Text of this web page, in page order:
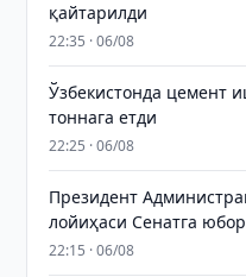
қайтарилди
22:35 · 06/08
Ўзбекистонда цемент
тоннага етди
22:25 · 06/08
Президент
лойиҳаси Сенатга
22:15 · 06/08